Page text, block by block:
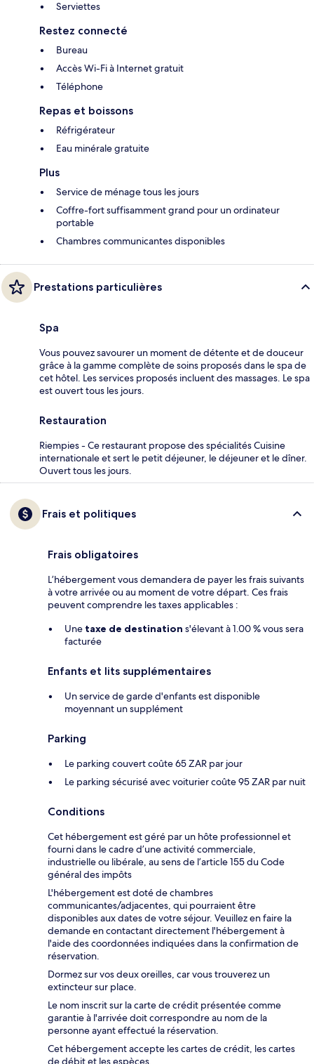
Serviettes
Restez connecté
Bureau
Accès Wi-Fi à Internet gratuit
Téléphone
Repas et boissons
Réfrigérateur
Eau minérale gratuite
Plus
Service de ménage tous les jours
Coffre-fort suffisamment grand pour un ordinateur
portable
Chambres communicantes disponibles
Prestations particulières
Spa
Vous pouvez savourer un moment de détente et de douceur
grâce à la gamme complète de soins proposés dans le spa de
cet hôtel. Les services proposés incluent des massages. Le spa
est ouvert tous les jours.
Restauration
Riempies - Ce restaurant propose des spécialités Cuisine
internationale et sert le petit déjeuner, le déjeuner et le dîner.
Ouvert tous les jours.
Frais et politiques
Frais obligatoires
L’hébergement vous demandera de payer les frais suivants
à votre arrivée ou au moment de votre départ. Ces frais
peuvent comprendre les taxes applicables :
Une taxe de destination s'élevant à 1.00 % vous sera
facturée
Enfants et lits supplémentaires
Un service de garde d'enfants est disponible
moyennant un supplément
Parking
Le parking couvert coûte 65 ZAR par jour
Le parking sécurisé avec voiturier coûte 95 ZAR par nuit
Conditions
Cet hébergement est géré par un hôte professionnel et
fourni dans le cadre d’une activité commerciale,
industrielle ou libérale, au sens de l’article 155 du Code
général des impôts
L'hébergement est doté de chambres
communicantes/adjacentes, qui pourraient être
disponibles aux dates de votre séjour. Veuillez en faire la
demande en contactant directement l'hébergement à
l'aide des coordonnées indiquées dans la confirmation de
réservation.
Dormez sur vos deux oreilles, car vous trouverez un
extincteur sur place.
Le nom inscrit sur la carte de crédit présentée comme
garantie à l'arrivée doit correspondre au nom de la
personne ayant effectué la réservation.
Cet hébergement accepte les cartes de crédit, les cartes
de débit et les espèces.